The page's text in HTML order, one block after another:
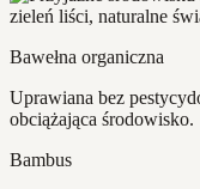
Bawełna organiczna
Uprawiana bez
obciążająca środowisko.
Bambus